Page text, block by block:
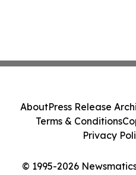
© 1995-2026
AboutPress Release
Terms & Conditions
Privacy